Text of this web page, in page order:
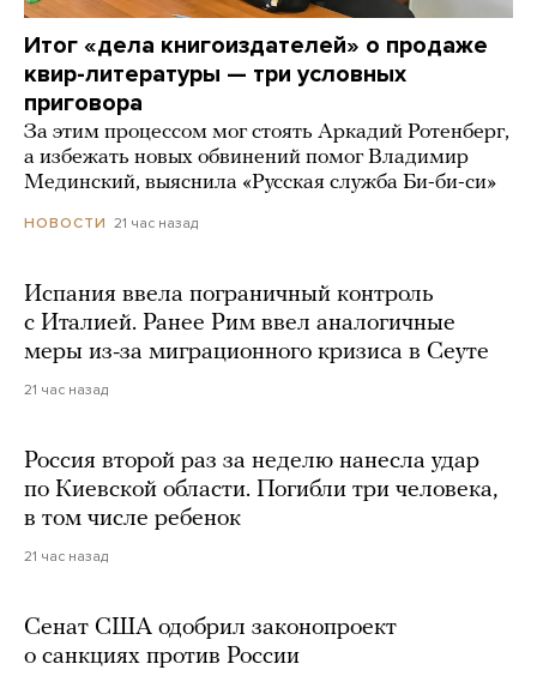
Итог «дела книгоиздателей» о продаже
квир-литературы — три условных
приговора
За этим процессом мог стоять Аркадий Ротенберг,
а избежать новых обвинений помог Владимир
Мединский, выяснила «Русская служба Би-би-си»
НОВОСТИ 21 час назад
Испания ввела пограничный контроль
с Италией. Ранее Рим ввел аналогичные
меры из-за миграционного кризиса в Сеуте
21 час назад
Россия второй раз за неделю нанесла удар
по Киевской области. Погибли три человека,
в том числе ребенок
21 час назад
Сенат США одобрил законопроект
о санкциях против России